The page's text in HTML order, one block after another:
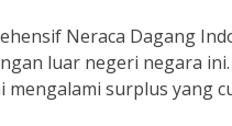
Neraca Dagang
luar negeri negara
mengalami surplus yang